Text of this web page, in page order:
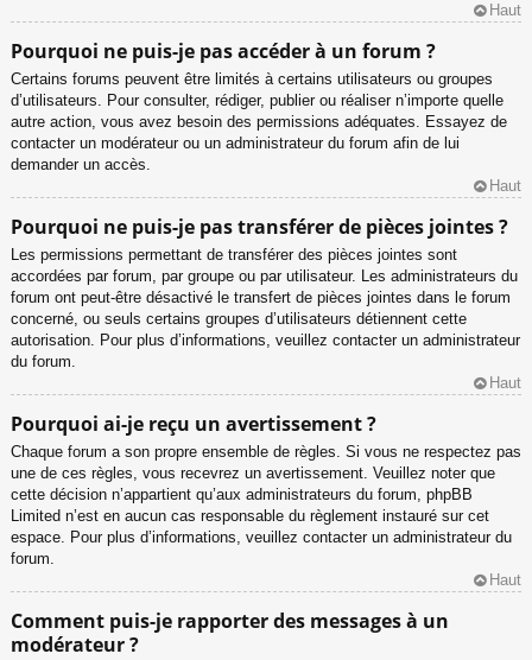
Haut
Pourquoi ne puis-je pas accéder à un forum ?
Certains forums peuvent être limités à certains utilisateurs ou groupes
d’utilisateurs. Pour consulter, rédiger, publier ou réaliser n’importe quelle
autre action, vous avez besoin des permissions adéquates. Essayez de
contacter un modérateur ou un administrateur du forum afin de lui
demander un accès.
Haut
Pourquoi ne puis-je pas transférer de pièces jointes ?
Les permissions permettant de transférer des pièces jointes sont
accordées par forum, par groupe ou par utilisateur. Les administrateurs du
forum ont peut-être désactivé le transfert de pièces jointes dans le forum
concerné, ou seuls certains groupes d’utilisateurs détiennent cette
autorisation. Pour plus d’informations, veuillez contacter un administrateur
du forum.
Haut
Pourquoi ai-je reçu un avertissement ?
Chaque forum a son propre ensemble de règles. Si vous ne respectez pas
une de ces règles, vous recevrez un avertissement. Veuillez noter que
cette décision n’appartient qu’aux administrateurs du forum, phpBB
Limited n’est en aucun cas responsable du règlement instauré sur cet
espace. Pour plus d’informations, veuillez contacter un administrateur du
forum.
Haut
Comment puis-je rapporter des messages à un
modérateur ?